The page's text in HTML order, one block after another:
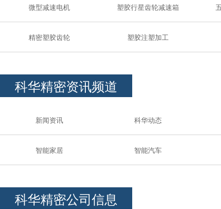
微型减速电机 塑胶行星齿轮减速箱
精密塑胶齿轮 塑胶注塑加工
科华精密资讯频道
新闻资讯 科华动态
智能家居 智能汽车
科华精密公司信息